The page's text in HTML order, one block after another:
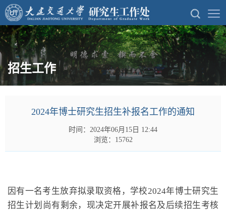
招生工作
2024年博士研究生招生补报名工作的通知
时间：2024年06月15日 12:44
浏览：15762
因有一名考生放弃拟录取资格，学校2024年博士研究生
招生计划尚有剩余，现决定开展补报名及后续招生考核